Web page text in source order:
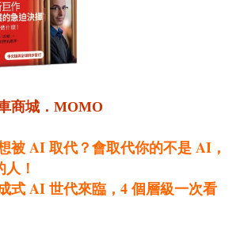
商城 ． MOMO
被 AI 取代？會取代你的不是 AI ，
人！
式 AI 世代來臨， 4 個層級一次看